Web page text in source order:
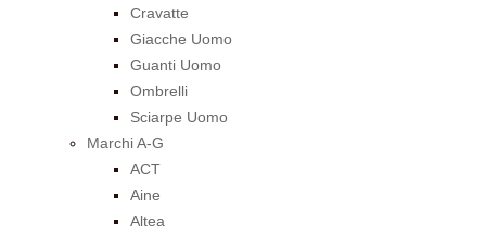
Cravatte
Giacche Uomo
Guanti Uomo
Ombrelli
Sciarpe Uomo
Marchi A-G
ACT
Aine
Altea